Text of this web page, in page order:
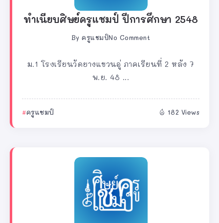
ทำเนียบศิษย์ครูแชมป์ ปีการศึกษา 2548
By ครูแชมป์No Comment
ม.1 โรงเรียนวัดยางแขวนอู่ ภาคเรียนที่ 2 หลัง 7
พ.ย. 48 ...
ครูแชมป์ 182 Views